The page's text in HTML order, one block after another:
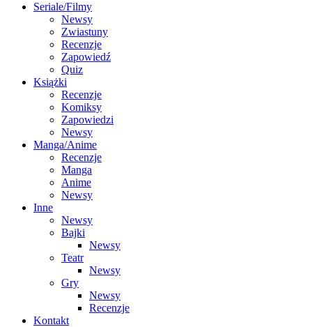
Seriale/Filmy
Newsy
Zwiastuny
Recenzje
Zapowiedź
Quiz
Książki
Recenzje
Komiksy
Zapowiedzi
Newsy
Manga/Anime
Recenzje
Manga
Anime
Newsy
Inne
Newsy
Bajki
Newsy
Teatr
Newsy
Gry
Newsy
Recenzje
Kontakt